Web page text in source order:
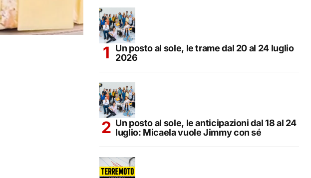
Un posto al sole, le trame dal 20 al 24 luglio
2026
Un posto al sole, le anticipazioni dal 18 al 24
luglio: Micaela vuole Jimmy con sé